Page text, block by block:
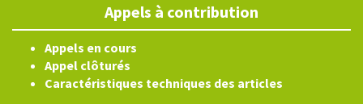
Appels à contribution
Appels en cours
Appel clôturés
Caractéristiques techniques des articles